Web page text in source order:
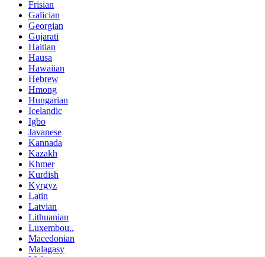
Frisian
Galician
Georgian
Gujarati
Haitian
Hausa
Hawaiian
Hebrew
Hmong
Hungarian
Icelandic
Igbo
Javanese
Kannada
Kazakh
Khmer
Kurdish
Kyrgyz
Latin
Latvian
Lithuanian
Luxembou..
Macedonian
Malagasy